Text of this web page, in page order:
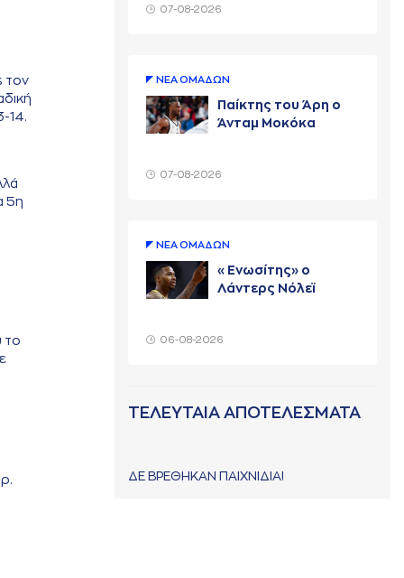
τον
14.
5η
το
07-08-2026
ΝΕA ΟΜAΔΩΝ
Παίκτης του Άρη ο
Άνταμ Μοκόκα
07-08-2026
ΝΕA ΟΜAΔΩΝ
«Ενωσίτης» ο
Λάντερς Νόλεϊ
06-08-2026
ΤΕΛΕΥΤΑΙΑ ΑΠΟΤΕΛΕΣΜΑΤΑ
ΔΕ ΒΡΕΘΗΚΑΝ ΠΑΙΧΝΙΔΙΑ!